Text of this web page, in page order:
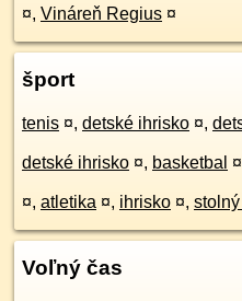
¤, Vináreň Regius ¤
šport
tenis ¤, detské ihrisko ¤,
detské ihrisko ¤, basketbal ¤
¤, atletika ¤, ihrisko ¤,
Voľný čas